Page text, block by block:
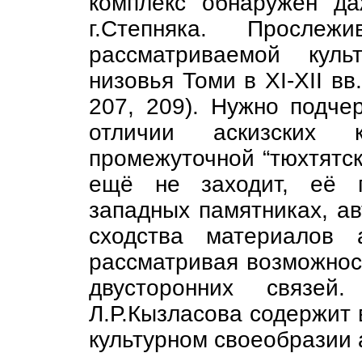
г.Степняка.
рассматриваемой
низовья Томи в XI-XII
207, 209). Нужно
отличии
промежуточной
ещё не заходит, её
западных памятниках,
сходства
рассматривая
двусторонних
Л.Р.Кызласова
культурном своеобразии